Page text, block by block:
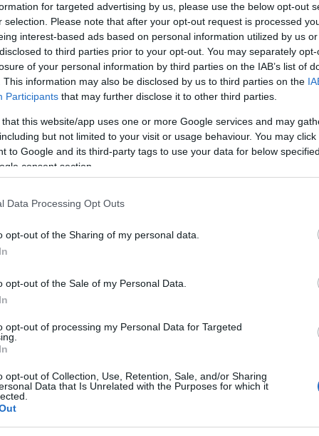
for targeted advertising by us, please use the below opt-out
selection. Please note that after your opt-out request is processed
interest-based ads based on personal information utilized by us
to third parties prior to your opt-out. You may separately
of your personal information by third parties on the IAB’s list of
This information may also be disclosed by us to third parties on the
Participants that may further disclose it to other third parties.
that this website/app uses one or more Google services and may
but not limited to your visit or usage behaviour. You may
to Google and its third-party tags to use your data for below
consent section.
Data Processing Opt Outs
opt-out of the Sharing of my personal data.
opt-out of the Sale of my Personal Data.
opt-out of processing my Personal Data for Targeted
opt-out of Collection, Use, Retention, Sale, and/or Sharing
Data that Is Unrelated with the Purposes for which it
a múzeumok szerepe mára átalakult: nem
széles köre elé kívánják tárni a kultúra
sikerül korszerű módon, mégis színvonalasan
- jegyezte meg a tárlat kapcsán.
főigazgatója elmondta, hogy a gazdag
kezdeményezésre jött létre, és Berlin,
a magyar fővárosba. „Majdnem egy
aranykincseit bemutathassuk” - árulta el.
is szót ejtett: előbb kölcsönzési
tárlat kezdetének időpontját, majd váratlan
tárgy Budapestre hozataláról is le kellett
orosz, román és ukrán gyűjtemények
Nemzeti Múzeum saját műtárgyai mellett - tette
- Alekszandr Szedov, a moszkvai Keleti
Tolocsko, a kijevi akadémia régészeti
a Román Nemzeti Múzeum főosztályvezetője,
Művészetek Múzeumának főigazgató-
intézmény összefogásával létrejött tárlat egy
a kínai Nagy Faltól a Kárpát-medencéig terjedő
előtti VIII. században megvalósította a kor
ma is népeket köt össze.